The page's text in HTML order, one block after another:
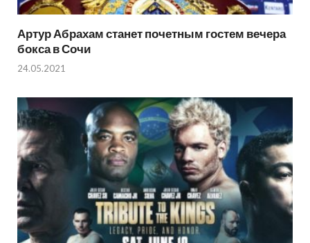
Артур Абрахам станет почетным гостем вечера
бокса в Сочи
24.05.2021